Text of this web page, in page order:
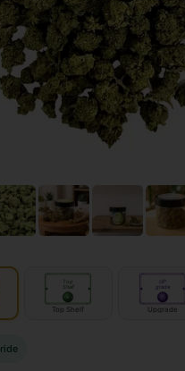
Top
Shelf
Top Shelf
grade
Upgrade